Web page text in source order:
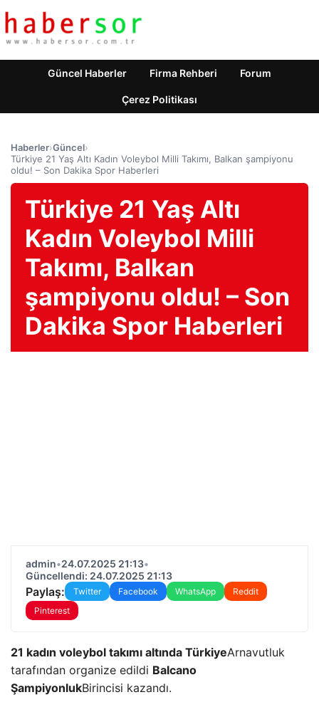
Güncel Haberler Firma Rehberi Forum
Çerez Politikası
Haberler›Güncel›
Türkiye 21 Yaş Altı Kadın Voleybol Milli Takımı, Balkan şampiyonu
oldu! – Son Dakika Spor Haberleri
Türkiye 21 Yaş Altı
Kadın Voleybol Milli
Takımı, Balkan
şampiyonu oldu! – Son
Dakika Spor Haberleri
admin•24.07.2025 21:13•
Güncellendi: 24.07.2025 21:13
Paylaş: Twitter Facebook WhatsApp
Reddit
Pinterest
21 kadın voleybol takımı altında TürkiyeArnavutluk
tarafından organize edildi Balcano
ŞampiyonlukBirincisi kazandı.